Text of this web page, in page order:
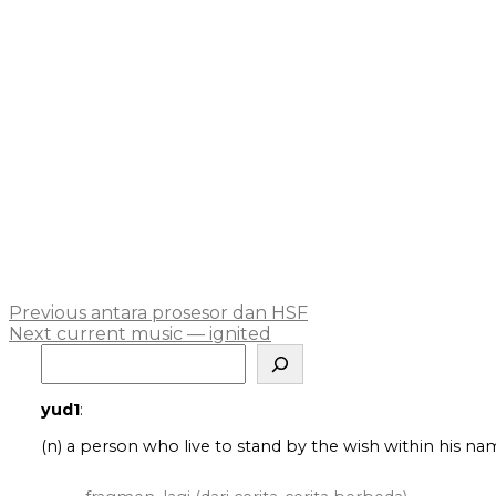
Post
navigation
Previous Previous
post:
antara prosesor dan HSF
Next Next
current music — ignited
yud1:
(n) a person who live to stand by the wish within his